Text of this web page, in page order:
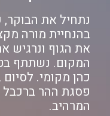
נתחיל את הבוקר,
בהנחיית מורה
את הגוף ונרגיש
המקום. נשתתף
כהן מקומי.
פסגת ההר ברכבל
המרהיב.